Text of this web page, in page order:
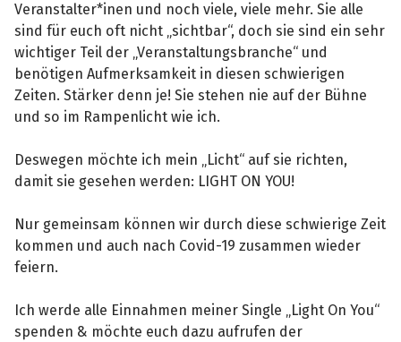
Veranstalter*inen und noch viele, viele mehr. Sie alle
sind für euch oft nicht „sichtbar“, doch sie sind ein sehr
wichtiger Teil der „Veranstaltungsbranche“ und
benötigen Aufmerksamkeit in diesen schwierigen
Zeiten. Stärker denn je! Sie stehen nie auf der Bühne
und so im Rampenlicht wie ich.
Deswegen möchte ich mein „Licht“ auf sie richten,
damit sie gesehen werden: LIGHT ON YOU!
Nur gemeinsam können wir durch diese schwierige Zeit
kommen und auch nach Covid-19 zusammen wieder
feiern.
Ich werde alle Einnahmen meiner Single „Light On You“
spenden & möchte euch dazu aufrufen der